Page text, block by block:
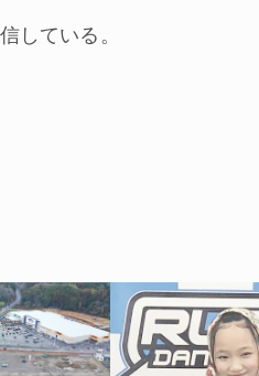
している。